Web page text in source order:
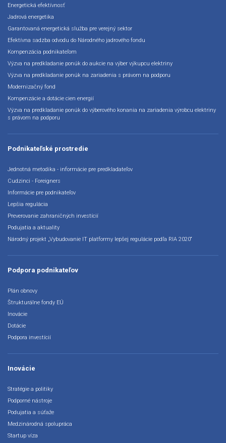
Energetická efektívnosť
Jadrová energetika
Garantovaná energetická služba pre verejný sektor
Efektívna sadzba odvodu do Národného jadrového fondu
Kompenzácia podnikateľom
Výzva na predkladanie ponúk do aukcie na výber výkupcu elektriny
Výzva na predkladanie ponúk na zariadenia s právom na podporu
Modernizačný fond
Kompenzácie a dotácie cien energií
Výzva na predkladanie ponúk do výberového konania na zariadenia výrobcu elektriny
s právom na podporu
Podnikateľské prostredie
Jednotná metodika - informácie pre predkladateľov
Cudzinci - Foreigners
Informácie pre podnikateľov
Lepšia regulácia
Preverovanie zahraničných investícií
Podujatia a aktuality
Národný projekt „Vybudovanie IT platformy lepšej regulácie podľa RIA 2020“
Podpora podnikateľov
Plán obnovy
Štrukturálne fondy EÚ
Inovácie
Dotácie
Podpora investícií
Inovácie
Stratégie a politiky
Podporné nástroje
Podujatia a súťaže
Medzinárodná spolupráca
Startup víza